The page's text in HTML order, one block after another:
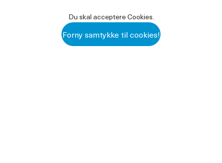
Du skal acceptere Cookies.
Forny samtykke til cookies!